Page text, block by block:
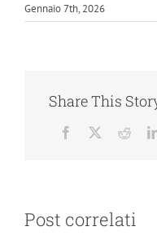
Gennaio 7th, 2026
Share This
Facebook
Post correlati